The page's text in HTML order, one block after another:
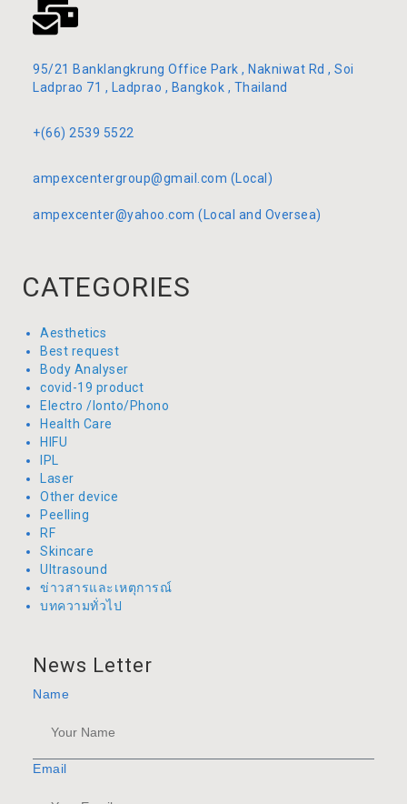
95/21 Banklangkrung Office Park , Nakniwat Rd , Soi
Ladprao 71 , Ladprao , Bangkok , Thailand
+(66) 2539 5522
ampexcentergroup@gmail.com (Local)
ampexcenter@yahoo.com (Local and Oversea)
CATEGORIES
Aesthetics
Best request
Body Analyser
covid-19 product
Electro /Ionto/Phono
Health Care
HIFU
IPL
Laser
Other device
Peelling
RF
Skincare
Ultrasound
ข่าวสารและเหตุการณ์
บทความทั่วไป
News Letter
Name
Email